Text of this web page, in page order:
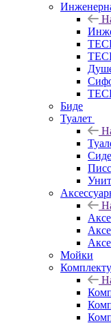
Биде
Туалет
Мойки